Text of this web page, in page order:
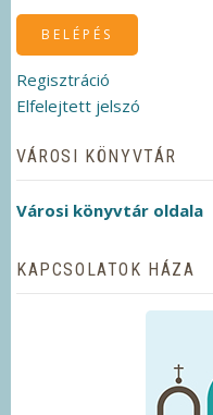
Regisztráció
Elfelejtett jelszó
VÁROSI KÖNYVTÁR
Városi könyvtár oldala
KAPCSOLATOK HÁZA